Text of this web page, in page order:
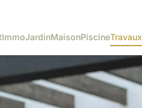
ImmoJardinMaisonPiscineTravaux